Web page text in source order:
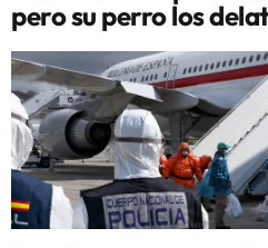
pero su perro los